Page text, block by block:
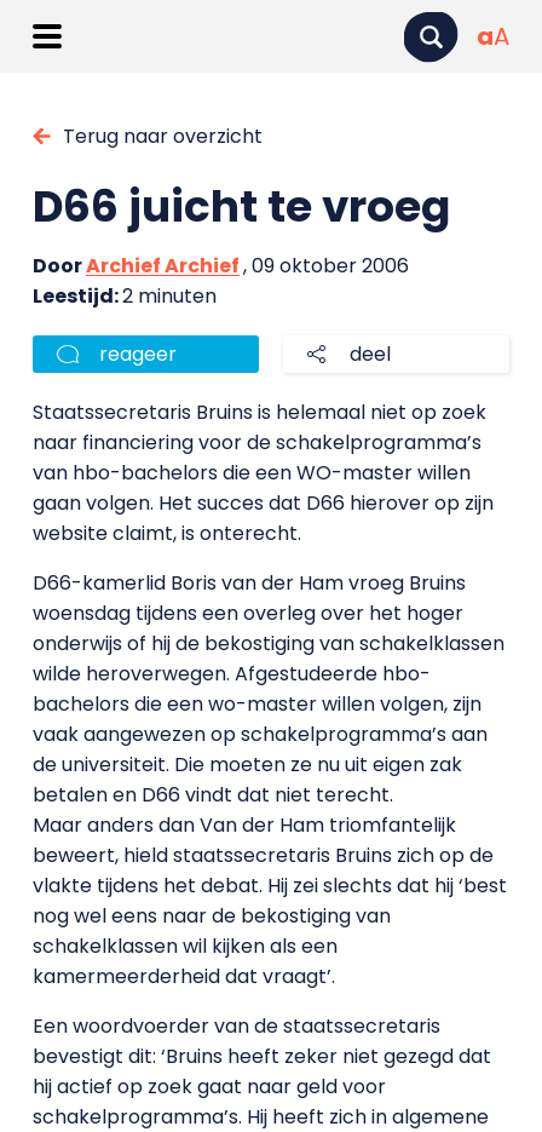
aA
Terug naar overzicht
D66 juicht te vroeg
DoorArchief Archief, 09 oktober 2006
Leestijd:2 minuten
reageer deel
Staatssecretaris Bruins is helemaal niet op zoek
naar financiering voor de schakelprogramma’s
van hbo-bachelors die een WO-master willen
gaan volgen. Het succes dat D66 hierover op zijn
website claimt, is onterecht.
D66-kamerlid Boris van der Ham vroeg Bruins
woensdag tijdens een overleg over het hoger
onderwijs of hij de bekostiging van schakelklassen
wilde heroverwegen. Afgestudeerde hbo-
bachelors die een wo-master willen volgen, zijn
vaak aangewezen op schakelprogramma’s aan
de universiteit. Die moeten ze nu uit eigen zak
betalen en D66 vindt dat niet terecht.
Maar anders dan Van der Ham triomfantelijk
beweert, hield staatssecretaris Bruins zich op de
vlakte tijdens het debat. Hij zei slechts dat hij ‘best
nog wel eens naar de bekostiging van
schakelklassen wil kijken als een
kamermeerderheid dat vraagt’.
Een woordvoerder van de staatssecretaris
bevestigt dit: ‘Bruins heeft zeker niet gezegd dat
hij actief op zoek gaat naar geld voor
schakelprogramma’s. Hij heeft zich in algemene